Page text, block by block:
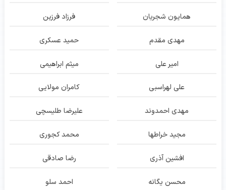
همایون شجریان فرزاد فرزین
مهدی مقدم حمید عسکری
امیر علی میثم ابراهیمی
علی لهراسبی کامران مولایی
مهدی احمدوند علیرضا طلیسچی
مجید خراطها محمد کجوری
افشین آذری رضا صادقی
محسن یگانه احمد سلو